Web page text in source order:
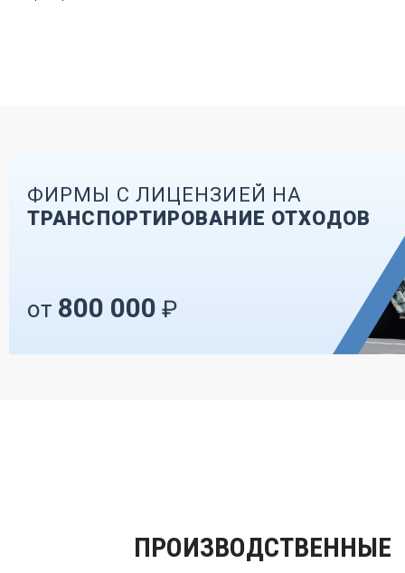
ФИРМЫ С ЛИЦЕНЗИЕЙ НА
ТРАНСПОРТИРОВАНИЕ ОТХОДОВ
от 800 000 ₽
ПРОИЗВОДСТВЕННЫЕ